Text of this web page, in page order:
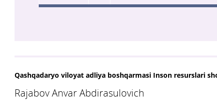
Qashqadaryo viloyat adliya boshqarmasi Inson resurslari
Rajabov Anvar Abdirasulovich